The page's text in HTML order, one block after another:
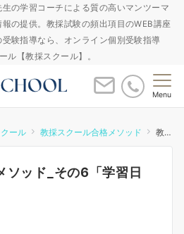
の学習コーチによる質の高いマンツーマ
の提供。教採試験の頻出項目のWEB講座
験指導なら、オンライン個別受験指導
ル【教採スクール】。
Menu
ール 教採スクール合格メソッド 教採スクール合格メソッド_その6「学習日報」
ソッド_その6「学習日